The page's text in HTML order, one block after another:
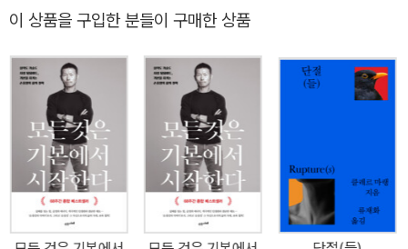
잃지 않고 끝끝내 자유를 향해 나아간 자신의 삶을 담은 프랑스 출생
의 심리치료사 모드 쥘리앵의 에세이는 그렇게 복복서가와 인연이 닿
았다. 아내인 대표의 권유로 책에 대한 아무런 정보 없이 내용을 읽게
된 소설가 김영하 역시 프롤로그를 읽자마자 단박에 ‘이 책은 꼭 세상
에 알려야 한다’는 확신이 들었다. 더 읽어볼 필요도 없었다. 국내에
전혀 알려지지 않은 작가의 책이라는 점도 문제가 되지 않았다. 믿기
어려울 정도로 고통스러운 상황을 담담하고 시적이며, 강한 힘을 지
닌 문장으로 써 내려간 이 책은 언어나 문화의 장벽도 막지 못할 분명
한 힘과 무게를 지녔다. 일사천리로 출간을 위한 준비를 시작하면서
이 상품을 구입한 분들이 구매한 상품